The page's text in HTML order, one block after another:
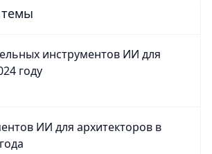
инструментов ИИ для
году
ИИ для архитекторов в